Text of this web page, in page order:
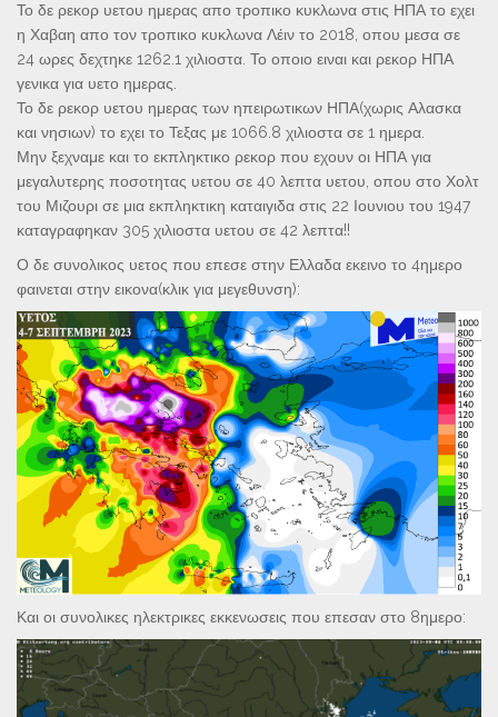
Το δε ρεκορ υετου ημερας απο τροπικο κυκλωνα στις ΗΠΑ το εχει
η Χαβαη απο τον τροπικο κυκλωνα Λέιν το 2018, οπου μεσα σε
24 ωρες δεχτηκε 1262.1 χιλιοστα. Το οποιο ειναι και ρεκορ ΗΠΑ
γενικα για υετο ημερας.
Το δε ρεκορ υετου ημερας των ηπειρωτικων ΗΠΑ(χωρις Αλασκα
και νησιων) το εχει το Τεξας με 1066.8 χιλιοστα σε 1 ημερα.
Μην ξεχναμε και το εκπληκτικο ρεκορ που εχουν οι ΗΠΑ για
μεγαλυτερης ποσοτητας υετου σε 40 λεπτα υετου, οπου στο Χολτ
του Μιζουρι σε μια εκπληκτικη καταιγιδα στις 22 Ιουνιου του 1947
καταγραφηκαν 305 χιλιοστα υετου σε 42 λεπτα!!
Ο δε συνολικος υετος που επεσε στην Ελλαδα εκεινο το 4ημερο
φαινεται στην εικονα(κλικ για μεγεθυνση):
Και οι συνολικες ηλεκτρικες εκκενωσεις που επεσαν στο 8ημερο: